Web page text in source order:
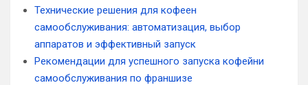
Технические решения для кофеен
самообслуживания: автоматизация, выбор
аппаратов и эффективный запуск
Рекомендации для успешного запуска кофейни
самообслуживания по франшизе